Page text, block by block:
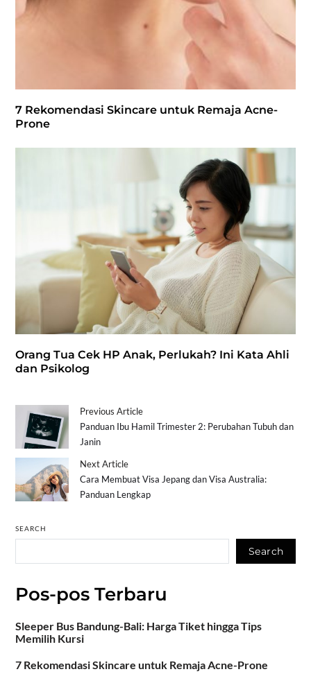
7 Rekomendasi Skincare untuk Remaja Acne-
Prone
Orang Tua Cek HP Anak, Perlukah? Ini Kata Ahli
dan Psikolog
Previous Article
Panduan Ibu Hamil Trimester 2: Perubahan Tubuh dan
Janin
Next Article
Cara Membuat Visa Jepang dan Visa Australia:
Panduan Lengkap
SEARCH
Search
Pos-pos Terbaru
Sleeper Bus Bandung-Bali: Harga Tiket hingga Tips
Memilih Kursi
7 Rekomendasi Skincare untuk Remaja Acne-Prone